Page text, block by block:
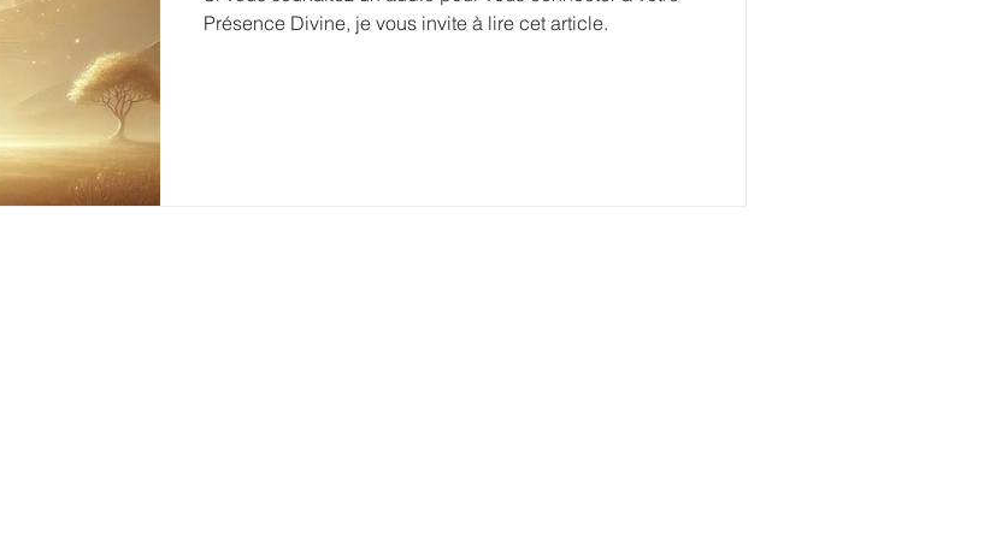
Présence Divine, je vous invite à lire cet article.